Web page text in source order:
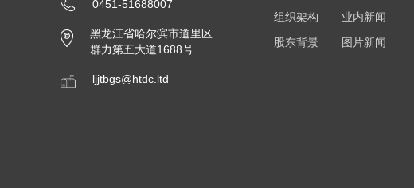
0451-51688007
黑龙江省哈尔滨市道里区
群力第五大道1688号
ljjtbgs@htdc.ltd
组织架构
股东背景
业内新闻
图片新闻